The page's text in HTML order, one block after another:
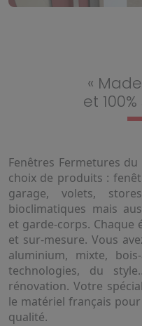
«
et
Fenêtres Fermetures
choix de produits :
garage, volets,
bioclimatiques mais
et garde-corps. Chaque
et sur-mesure. Vous
aluminium, mixte,
technologies, du
rénovation. Votre
le matériel français
qualité.